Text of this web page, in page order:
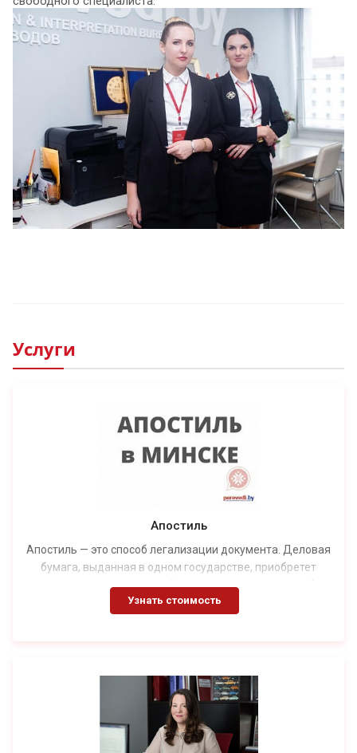
Услуги
Апостиль
Апостиль — это способ легализации документа. Деловая
бумага, выданная в одном государстве, приобретет
юридическую силу в другой стране только после особых
процедур, подтверждающих ее легитимность. Самый
процедуру — консульскую легализацию документов.
Узнать стоимость